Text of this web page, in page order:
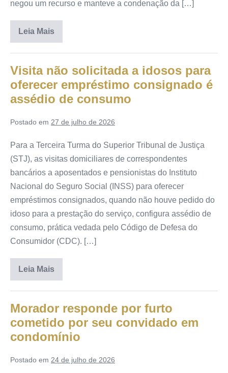
negou um recurso e manteve a condenação da […]
Leia Mais
Visita não solicitada a idosos para
oferecer empréstimo consignado é
assédio de consumo
Postado em 27 de julho de 2026
Para a Terceira Turma do Superior Tribunal de Justiça
(STJ), as visitas domiciliares de correspondentes
bancários a aposentados e pensionistas do Instituto
Nacional do Seguro Social (INSS) para oferecer
empréstimos consignados, quando não houve pedido do
idoso para a prestação do serviço, configura assédio de
consumo, prática vedada pelo Código de Defesa do
Consumidor (CDC). […]
Leia Mais
Morador responde por furto
cometido por seu convidado em
condomínio
Postado em 24 de julho de 2026